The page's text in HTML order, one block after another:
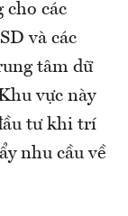
cho các
và các
tâm dữ
vực này
tư khi trí
nhu cầu về